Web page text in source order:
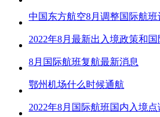
中国东方航空8月调整国际航班
2022年8月最新出入境政策和
8月国际航班复航最新消息
鄂州机场什么时候通航
2022年8月国际航班国内入境